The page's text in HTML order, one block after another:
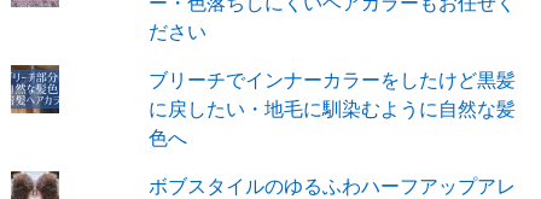
ださい
ブリーチでインナーカラーをしたけど黒髪
に戻したい・地毛に馴染むように自然な髪
色へ
ボブスタイルのゆるふわハーフアップアレ